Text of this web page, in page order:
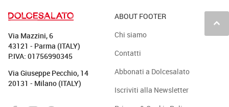
keyboard_arrow_up
Via Mazzini, 6
43121 - Parma (ITALY)
P.IVA: 01756990345
Via Giuseppe Pecchio, 14
20131 - Milano (ITALY)
ABOUT FOOTER
Chi siamo
Contatti
Abbonati a Dolcesalato
Iscriviti alla Newsletter